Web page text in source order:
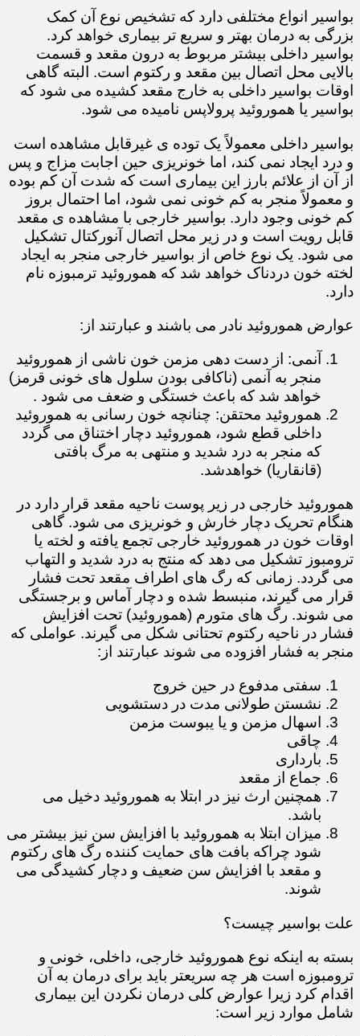
بواسیر انواع مختلفی دارد که تشخیص نوع آن کمک
بزرگی به درمان بهتر و سریع تر بیماری خواهد کرد.
بواسیر داخلی بیشتر مربوط به درون مقعد و قسمت
بالایی محل اتصال بین مقعد و رکتوم است. البته گاهی
اوقات بواسیر داخلی به خارج مقعد کشیده می شود که
بواسیر یا هموروئید پرولاپس نامیده می شود.
بواسیر داخلی معمولاً یک توده ی غیرقابل مشاهده است
و درد ایجاد نمی کند، اما خونریزی حین اجابت مزاج و پس
از آن از علائم بارز این بیماری است که شدت آن کم بوده
و معمولاً منجر به کم خونی نمی شود، اما احتمال بروز
کم خونی وجود دارد. بواسیر خارجی با مشاهده ی مقعد
قابل رویت است و در زیر محل اتصال آنورکتال تشکیل
می شود. یک نوع خاص از بواسیر خارجی منجر به ایجاد
لخته خون دردناک خواهد شد که هموروئید ترمبوزه نام
دارد.
عوارض هموروئید نادر می باشند و عبارتند از:
آنمی: از دست دهی مزمن خون ناشی از هموروئید
منجر به آنمی (ناکافی بودن سلول های خونی قرمز)
خواهد شد که باعث خستگی و ضعف می شود .
هموروئید محتقن: چنانچه خون رسانی به هموروئید
داخلی قطع شود، هموروئید دچار اختناق می گردد
که منجر به درد شدید و منتهی به مرگ بافتی
(قانقاریا) خواهدشد.
هموروئید خارجی در زیر پوست ناحیه مقعد قرار دارد در
هنگام تحریک دچار خارش و خونریزی می شود. گاهی
اوقات خون در هموروئید خارجی تجمع یافته و لخته یا
ترومبوز تشکیل می دهد که منتج به درد شدید و التهاب
می گردد. زمانی که رگ های اطراف مقعد تحت فشار
قرار می گیرند، منبسط شده و دچار آماس و برجستگی
می شوند. رگ های متورم (هموروئید) تحت افزایش
فشار در ناحیه رکتوم تحتانی شکل می گیرند. عواملی که
منجر به فشار افزوده می شوند عبارتند از:
سفتی مدفوع در حین خروج
نشستن طولانی مدت در دستشویی
اسهال مزمن و یا یبوست مزمن
چاقی
بارداری
جماع از مقعد
همچنین ارث نیز در ابتلا به هموروئید دخیل می
باشد.
میزان ابتلا به هموروئید با افزایش سن نیز بیشتر می
شود چراکه بافت های حمایت کننده رگ های رکتوم
و مقعد با افزایش سن ضعیف و دچار کشیدگی می
شوند.
علت بواسیر چیست؟
بسته به اینکه نوع هموروئید خارجی، داخلی، خونی و
ترومبوزه است هر چه سریعتر باید برای درمان به آن
اقدام کرد زیرا عوارض کلی درمان نکردن این بیماری
شامل موارد زیر است: